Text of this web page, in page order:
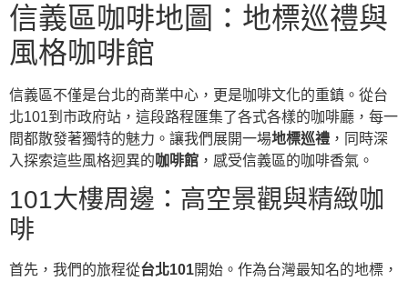
信義區咖啡地圖：地標巡禮與
風格咖啡館
信義區不僅是台北的商業中心，更是咖啡文化的重鎮。從台
北101到市政府站，這段路程匯集了各式各樣的咖啡廳，每一
間都散發著獨特的魅力。讓我們展開一場地標巡禮 ，同時深
入探索這些風格迥異的咖啡館 ，感受信義區的咖啡香氣。
101大樓周邊：高空景觀與精緻咖
啡
首先，我們的旅程從台北101開始。作為台灣最知名的地標，